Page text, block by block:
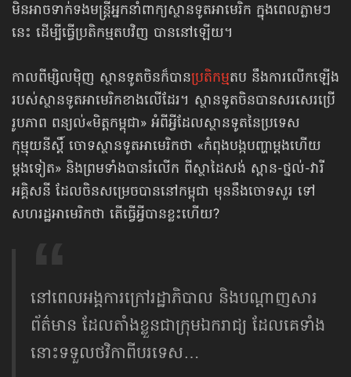
មិនអាចទាក់ទងមន្ត្រីអ្នកនាំពាក្យស្ថានទូតអាមេរិក ក្នុងពេលភ្លាមៗ
នេះ ដើម្បីធ្វើប្រតិកម្មតបវិញ បាននៅឡើយ។
កាលពីម្សិលម៉ិញ ស្ថានទូតចិនក៏បានប្រតិកម្មតប នឹងការលើកឡើង
របស់ស្ថានទូតអាមេរិកខាងលើដែរ។ ស្ថានទូតចិនបានសរសេរប្រើ
រូបភាព ពន្យល់«មិត្តកម្ពុជា» អំពីអ្វីដែលស្ថានទូតនៃប្រទេស
កុម្មុយនីស្ដិ៍ ចោទស្ថានទូតអាមេរិកថា «កំពុងបង្កបញ្ហាម្ដងហើយ
ម្ដងទៀត» និងព្រមទាំងបានរំលើក ពីស្ថាដៃសង់ ស្ពាន-ថ្នល់-វារី
អគ្គិសនី ដែលចិនសម្រេចបាននៅកម្ពុជា មុននឹងចោទសួរ ទៅ
សហរដ្ឋអាមេរិកថា តើធ្វើអ្វីបានខ្លះហើយ?
នៅពេលអង្គការក្រៅរដ្ឋាភិបាល និងបណ្ដាញសារ
ព័ត៌មាន ដែលតាំងខ្លួនជាក្រុមឯករាជ្យ ដែលគេទាំង
នោះទទួលថវិកាពីបរទេស…